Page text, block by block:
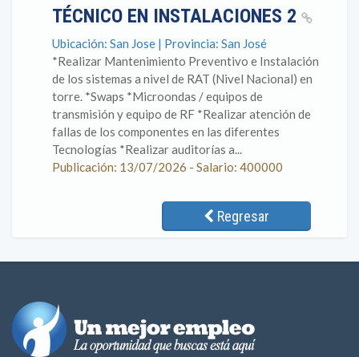
TÉCNICO EN INSTALACIONES 2
Ubicación: San Jose | Provincia: San José
*Realizar Mantenimiento Preventivo e Instalación
de los sistemas a nivel de RAT (Nivel Nacional) en
torre. *Swaps *Microondas / equipos de
transmisión y equipo de RF *Realizar atención de
fallas de los componentes en las diferentes
Tecnologías *Realizar auditorías a...
Publicación: 13/07/2026 - Salario: 400000
Regresar